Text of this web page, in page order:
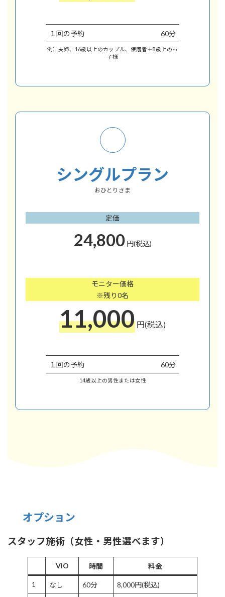
１回の予約 60分
例）夫婦、16歳以上のカップル、保護者＋8歳上のお
子様
シングルプラン
おひとりさま
定価
24,800円(税込)
モニター価格
※残り0名
11,000 円(税込)
１回の予約 60分
14歳以上の男性または女性
オプション
スタッフ施術（女性・男性選べます）
VIO 時間 料金
1 なし 60分 8,000円(税込)